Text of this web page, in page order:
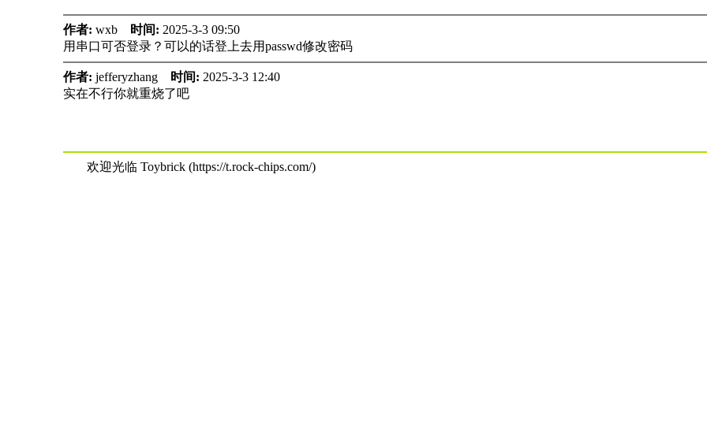
作者: wxb 时间: 2025-3-3 09:50
用串口可否登录？可以的话登上去用passwd修改密码
作者: jefferyzhang 时间: 2025-3-3 12:40
实在不行你就重烧了吧
欢迎光临 Toybrick (https://t.rock-chips.com/)